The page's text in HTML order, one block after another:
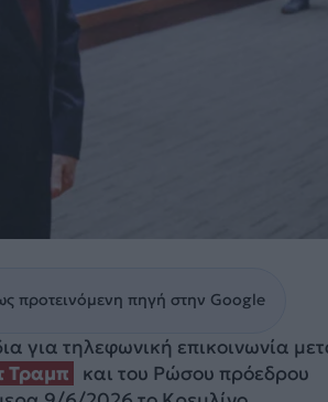
προτεινόμενη πηγή στην Google
για τηλεφωνική επικοινωνία
Τραμπ
και του Ρώσου πρόεδρου